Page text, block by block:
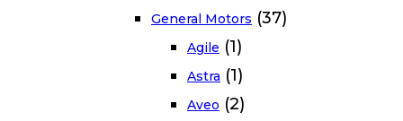
General Motors (37)
Agile (1)
Astra (1)
Aveo (2)